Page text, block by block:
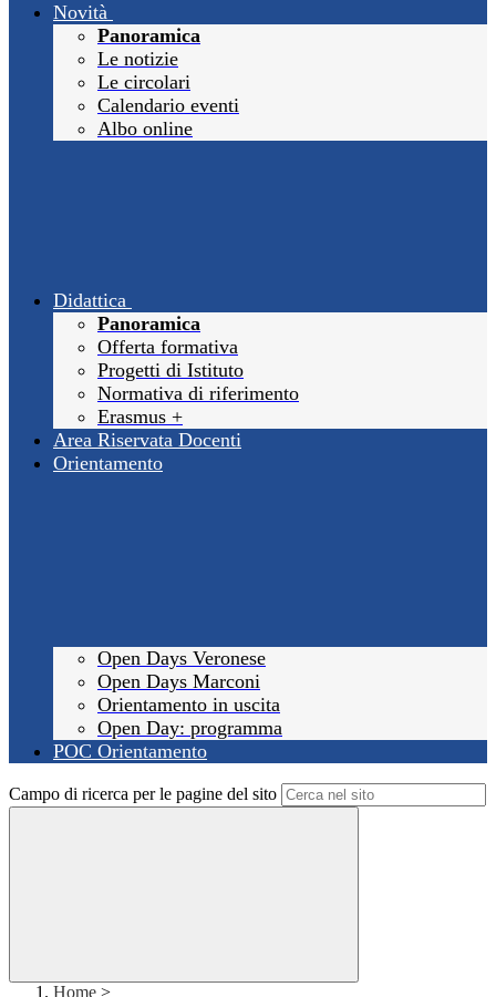
Novità
Panoramica
Le notizie
Le circolari
Calendario eventi
Albo online
Didattica
Panoramica
Offerta formativa
Progetti di Istituto
Normativa di riferimento
Erasmus +
Area Riservata Docenti
Orientamento
Open Days Veronese
Open Days Marconi
Orientamento in uscita
Open Day: programma
POC Orientamento
Campo di ricerca per le pagine del sito
Home >